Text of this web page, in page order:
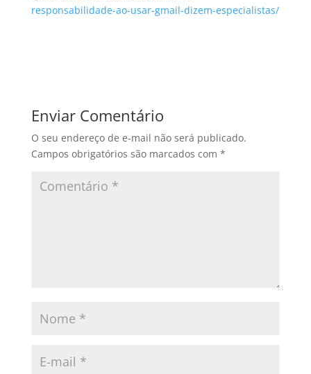
responsabilidade-ao-usar-gmail-dizem-especialistas/
Enviar Comentário
O seu endereço de e-mail não será publicado.
Campos obrigatórios são marcados com *